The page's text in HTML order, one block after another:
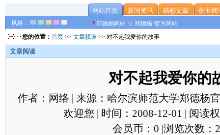
风格：
网站首页 新闻资讯 精彩文章 创业就
郑德杨网站 ☆ 郑德杨·官方网站
您的位置： 首页 >> 文章频道 >> 对不起我爱你的故事
文章阅读
对不起我爱你的
作者：网络 | 来源：哈尔滨师范大学郑德杨
欢迎您 | 时间：2008-12-01 | 阅读
会员币：0 |浏览次数：